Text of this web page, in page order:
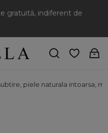
gratuită, indiferent de
piele naturala intoarsa,